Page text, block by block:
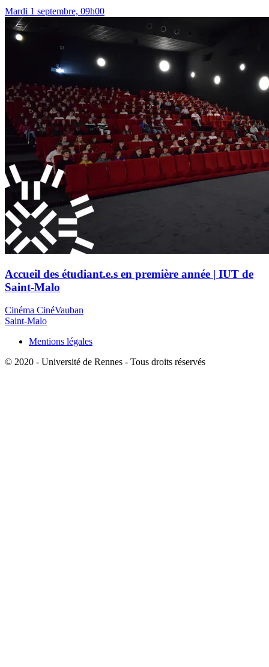
Mardi 1 septembre, 09h00
Accueil des étudiant.e.s en première année | IUT de
Saint-Malo
Cinéma CinéVauban
Saint-Malo
Mentions légales
© 2020 - Université de Rennes - Tous droits réservés